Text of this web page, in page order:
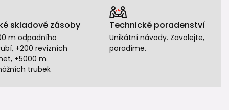
skladové zásoby
m odpadního
+200 revizních
+5000 m
trubek
Technické poradenství
Unikátní návody. Zavolejte,
poradíme.